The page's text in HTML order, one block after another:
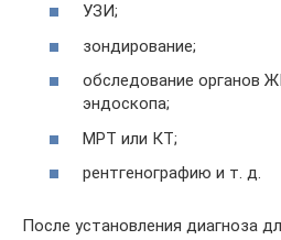
УЗИ;
зондирование;
обследование органов
эндоскопа;
МРТ или КТ;
рентгенографию и т. д.
После установления диагноза